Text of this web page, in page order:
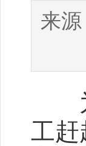
来源
为
工赶